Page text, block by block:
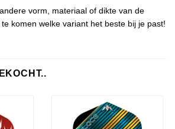
vorm, materiaal of dikte van de
komen welke variant het beste bij je past!